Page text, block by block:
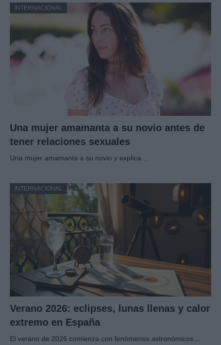
INTERNACIONAL
Una mujer amamanta a su novio antes de
tener relaciones sexuales
Una mujer amamanta a su novio y explica…
INTERNACIONAL
Verano 2026: eclipses, lunas llenas y calor
extremo en España
El verano de 2026 comienza con fenómenos astronómicos…